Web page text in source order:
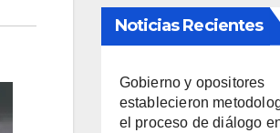
Noticias Recientes
Gobierno y opositores
establecieron
el proceso de diálogo